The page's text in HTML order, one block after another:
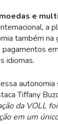
e
a
também na
idiomas.
autonomia
Tiffany
da VOLL
em um